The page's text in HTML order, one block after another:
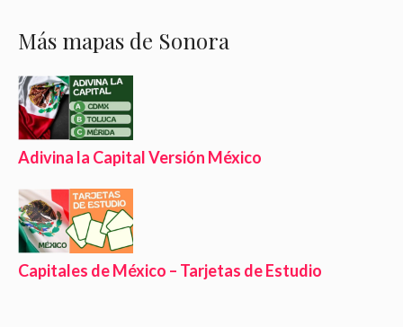
Más mapas de Sonora
Adivina la Capital Versión México
Capitales de México – Tarjetas de Estudio